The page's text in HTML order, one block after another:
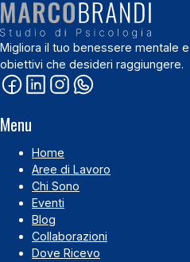
Migliora il tuo benessere mentale
obiettivi che desideri raggiungere.
Menu
Home
Aree di Lavoro
Chi Sono
Eventi
Blog
Collaborazioni
Dove Ricevo